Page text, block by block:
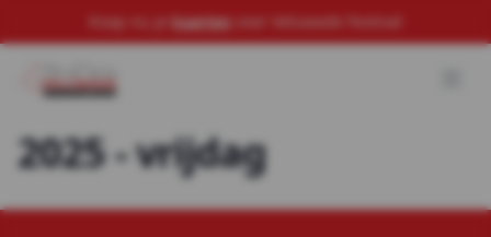
Koop nu je kaarten voor Veluwade Festival
2025 - vrijdag